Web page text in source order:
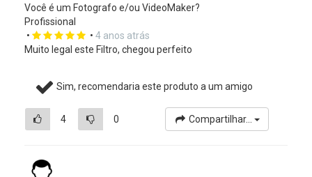
Você é um Fotografo e/ou VideoMaker?
Profissional
•
• 4 anos atrás
Muito legal este Filtro, chegou perfeito
Sim, recomendaria este produto a um amigo
4 0 Compartilhar...